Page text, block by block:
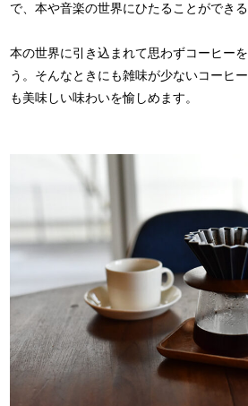
で、本や音楽の世界にひたることができる
本の世界に引き込まれて思わずコーヒー
う。そんなときにも雑味が少ないコーヒ
も美味しい味わいを愉しめます。